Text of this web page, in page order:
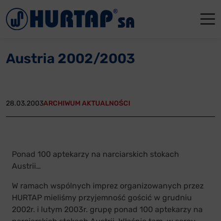
Austria 2002/2003
28.03.2003ARCHIWUM AKTUALNOŚCI
Ponad 100 aptekarzy na narciarskich stokach
Austrii…
W ramach wspólnych imprez organizowanych przez
HURTAP mieliśmy przyjemność gościć w grudniu
2002r. i lutym 2003r. grupę ponad 100 aptekarzy na
Menu
Aktualności
Oferty pracy
Kontakt